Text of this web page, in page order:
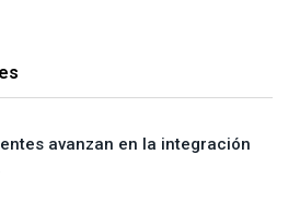
avanzan en la integración